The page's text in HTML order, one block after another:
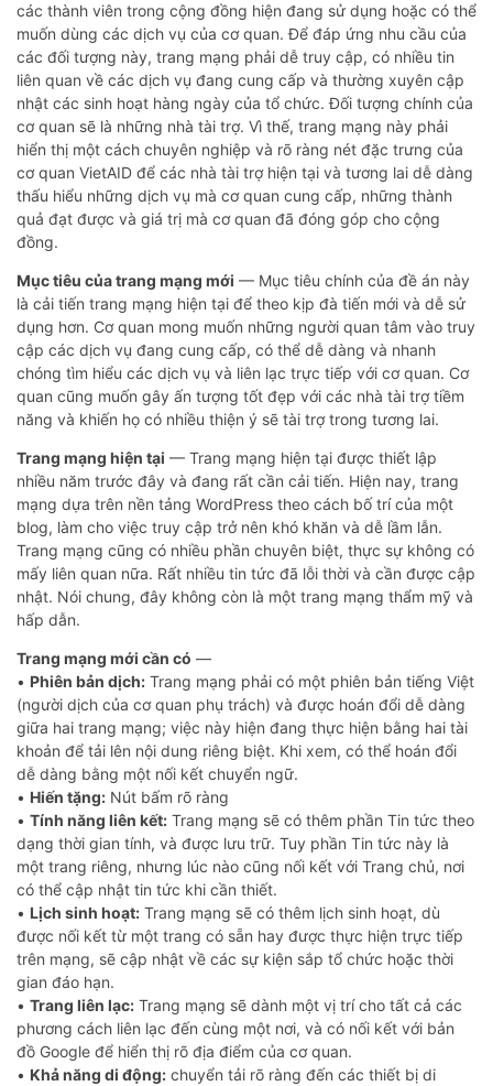
các thành viên trong cộng đồng hiện đang sử dụng hoặc có thể
muốn dùng các dịch vụ của cơ quan. Để đáp ứng nhu cầu của
các đối tượng này, trang mạng phải dễ truy cập, có nhiều tin
liên quan về các dịch vụ đang cung cấp và thường xuyên cập
nhật các sinh hoạt hàng ngày của tổ chức. Đối tượng chính của
cơ quan sẽ là những nhà tài trợ. Vì thế, trang mạng này phải
hiển thị một cách chuyên nghiệp và rõ ràng nét đặc trưng của
cơ quan VietAID để các nhà tài trợ hiện tại và tương lai dễ dàng
thấu hiểu những dịch vụ mà cơ quan cung cấp, những thành
quả đạt được và giá trị mà cơ quan đã đóng góp cho cộng
đồng.
Mục tiêu của trang mạng mới — Mục tiêu chính của đề án này
là cải tiến trang mạng hiện tại để theo kịp đà tiến mới và dễ sử
dụng hơn. Cơ quan mong muốn những người quan tâm vào truy
cập các dịch vụ đang cung cấp, có thể dễ dàng và nhanh
chóng tìm hiểu các dịch vụ và liên lạc trực tiếp với cơ quan. Cơ
quan cũng muốn gây ấn tượng tốt đẹp với các nhà tài trợ tiềm
năng và khiến họ có nhiều thiện ý sẽ tài trợ trong tương lai.
Trang mạng hiện tại — Trang mạng hiện tại được thiết lập
nhiều năm trước đây và đang rất cần cải tiến. Hiện nay, trang
mạng dựa trên nền tảng WordPress theo cách bố trí của một
blog, làm cho việc truy cập trở nên khó khăn và dễ lầm lẫn.
Trang mạng cũng có nhiều phần chuyên biệt, thực sự không có
mấy liên quan nữa. Rất nhiều tin tức đã lỗi thời và cần được cập
nhật. Nói chung, đây không còn là một trang mạng thẩm mỹ và
hấp dẫn.
Trang mạng mới cần có —
• Phiên bản dịch: Trang mạng phải có một phiên bản tiếng Việt
(người dịch của cơ quan phụ trách) và được hoán đổi dễ dàng
giữa hai trang mạng; việc này hiện đang thực hiện bằng hai tài
khoản để tải lên nội dung riêng biệt. Khi xem, có thể hoán đổi
dễ dàng bằng một nối kết chuyển ngữ.
• Hiến tặng: Nút bấm rõ ràng
• Tính năng liên kết: Trang mạng sẽ có thêm phần Tin tức theo
dạng thời gian tính, và được lưu trữ. Tuy phần Tin tức này là
một trang riêng, nhưng lúc nào cũng nối kết với Trang chủ, nơi
có thể cập nhật tin tức khi cần thiết.
• Lịch sinh hoạt: Trang mạng sẽ có thêm lịch sinh hoạt, dù
được nối kết từ một trang có sẵn hay được thực hiện trực tiếp
trên mạng, sẽ cập nhật về các sự kiện sắp tổ chức hoặc thời
gian đáo hạn.
• Trang liên lạc: Trang mạng sẽ dành một vị trí cho tất cả các
phương cách liên lạc đến cùng một nơi, và có nối kết với bản
đồ Google để hiển thị rõ địa điểm của cơ quan.
• Khả năng di động: chuyển tải rõ ràng đến các thiết bị di